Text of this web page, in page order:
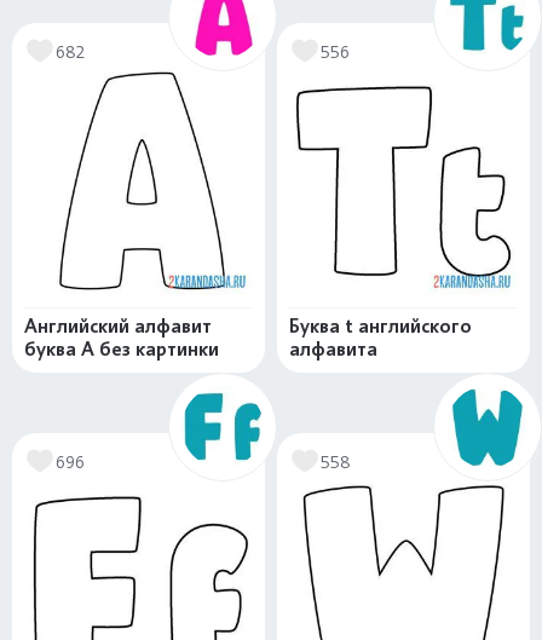
682
Английский алфавит
буква А без картинки
556
Буква t английского
алфавита
696 558